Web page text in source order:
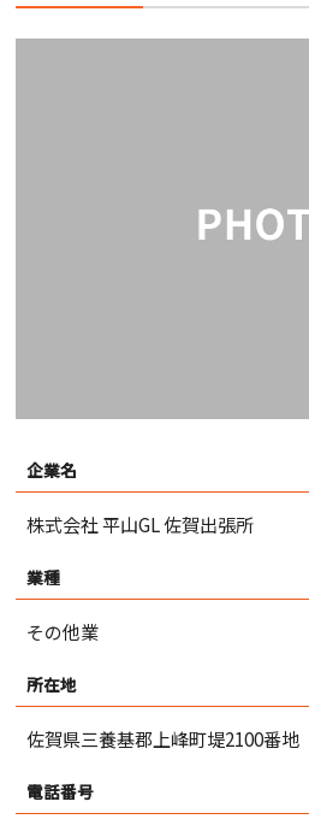
企業名
株式会社 平山GL 佐賀出張所
業種
その他業
所在地
佐賀県三養基郡上峰町堤2100番地
電話番号